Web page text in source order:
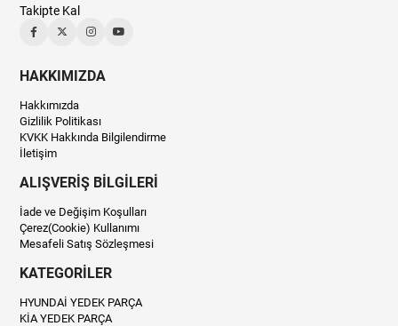
Takipte Kal
HAKKIMIZDA
Hakkımızda
Gizlilik Politikası
KVKK Hakkında Bilgilendirme
İletişim
ALIŞVERİŞ BİLGİLERİ
İade ve Değişim Koşulları
Çerez(Cookie) Kullanımı
Mesafeli Satış Sözleşmesi
KATEGORİLER
HYUNDAİ YEDEK PARÇA
KİA YEDEK PARÇA